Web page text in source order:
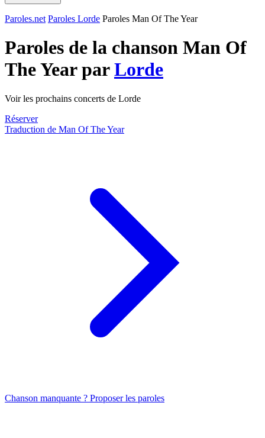
Paroles.net Paroles Lorde Paroles Man Of The Year
Paroles de la chanson Man Of
The Year parLorde
Voir les prochains concerts de Lorde
Réserver
Traduction de Man Of The Year
Chanson manquante ? Proposer les paroles